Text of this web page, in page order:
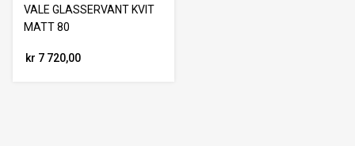
VALE GLASSERVANT KVIT
MATT 80
kr 7 720,00